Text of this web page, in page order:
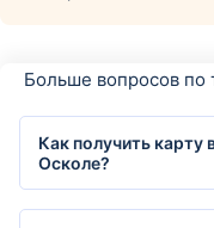
Больше вопросов по
Как получить карту
Осколе?